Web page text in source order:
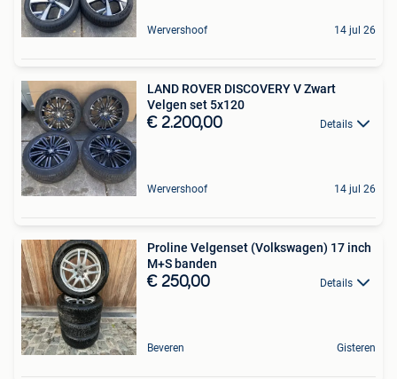
Wervershoof 14 jul 26
LAND ROVER DISCOVERY V Zwart
Velgen set 5x120
€ 2.200,00 Details
Wervershoof 14 jul 26
Proline Velgenset (Volkswagen) 17 inch
M+S banden
€ 250,00 Details
Beveren Gisteren